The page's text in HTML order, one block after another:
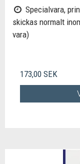
Specialvara,
skickas normalt
vara)
173,00 SEK